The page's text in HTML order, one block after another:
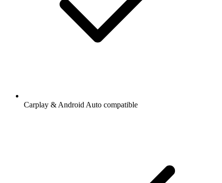
Carplay & Android Auto compatible